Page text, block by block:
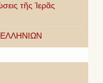
τῆς Ἱερᾶς